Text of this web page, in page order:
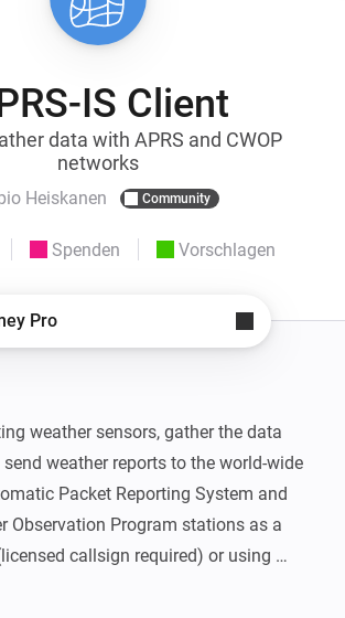
IS Client
data with APRS and CWOP
networks
Heiskanen Community
Spenden Vorschlagen
Pro
weather sensors, gather the data
weather reports to the world-wide
Packet Reporting System and
Observation Program stations as a
callsign required) or using
Observation Program (CWOP free